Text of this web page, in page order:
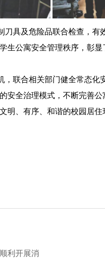
具及危险品联合检查，有
生公寓安全管理秩序，彰
联合相关部门健全常态化
安全治理模式，不断完善公
明、有序、和谐的校园居住
公寓
利开展消